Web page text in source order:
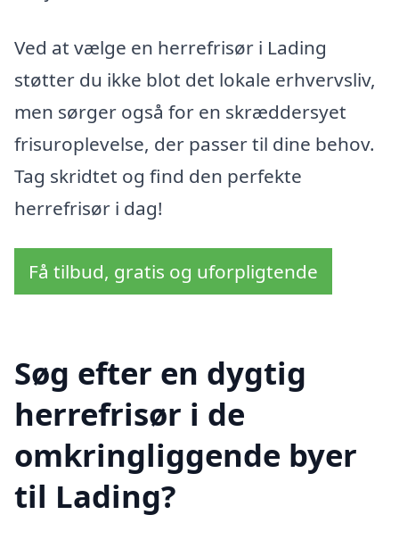
Ved at vælge en herrefrisør i Lading
støtter du ikke blot det lokale erhvervsliv,
men sørger også for en skræddersyet
frisuroplevelse, der passer til dine behov.
Tag skridtet og find den perfekte
herrefrisør i dag!
Få tilbud, gratis og uforpligtende
Søg efter en dygtig
herrefrisør i de
omkringliggende byer
til Lading?